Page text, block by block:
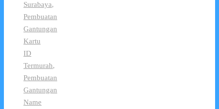
Surabaya,
Pembuatan
Gantungan
Kartu
ID
Termurah,
Pembuatan
Gantungan
Name